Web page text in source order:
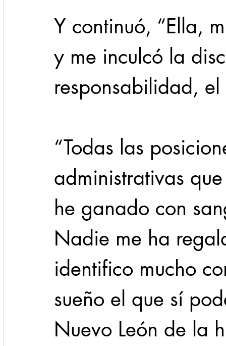
Y continuó, “Ella,
y me inculcó la
responsabilidad,
“Todas las
administrativas
he ganado con
Nadie me ha
identifico mucho
sueño el que sí
Nuevo León de la